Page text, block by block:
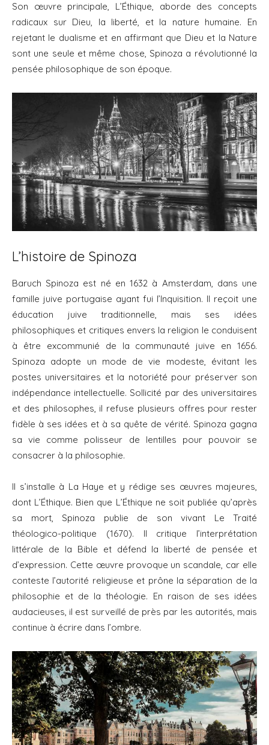
Son œuvre principale, L’Éthique, aborde des concepts
radicaux sur Dieu, la liberté, et la nature humaine. En
rejetant le dualisme et en affirmant que Dieu et la Nature
sont une seule et même chose, Spinoza a révolutionné la
pensée philosophique de son époque.
L’histoire de Spinoza
Baruch Spinoza est né en 1632 à Amsterdam, dans une
famille juive portugaise ayant fui l’Inquisition. Il reçoit une
éducation juive traditionnelle, mais ses idées
philosophiques et critiques envers la religion le conduisent
à être excommunié de la communauté juive en 1656.
Spinoza adopte un mode de vie modeste, évitant les
postes universitaires et la notoriété pour préserver son
indépendance intellectuelle. Sollicité par des universitaires
et des philosophes, il refuse plusieurs offres pour rester
fidèle à ses idées et à sa quête de vérité. Spinoza gagna
sa vie comme polisseur de lentilles pour pouvoir se
consacrer à la philosophie.
Il s’installe à La Haye et y rédige ses œuvres majeures,
dont L’Éthique. Bien que L’Éthique ne soit publiée qu’après
sa mort, Spinoza publie de son vivant Le Traité
théologico-politique (1670). Il critique l’interprétation
littérale de la Bible et défend la liberté de pensée et
d’expression. Cette œuvre provoque un scandale, car elle
conteste l’autorité religieuse et prône la séparation de la
philosophie et de la théologie. En raison de ses idées
audacieuses, il est surveillé de près par les autorités, mais
continue à écrire dans l’ombre.